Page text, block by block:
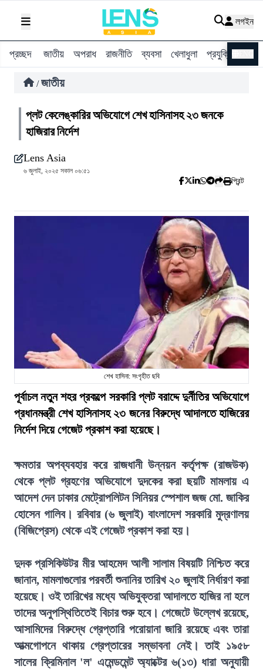
লগইন
প্রচ্ছদ জাতীয় অপরাধ রাজনীতি ব্যবসা খেলাধুলা প্রযুক্তি
/ জাতীয়
প্লট কেলেঙ্কারির অভিযোগে শেখ হাসিনাসহ ২৩ জনকে
হাজিরার নির্দেশ
Lens Asia
৬ জুলাই, ২০২৫ সকাল ০৬:৫১
প্রিন্ট
শেখ হাসিনা: সংগৃহীত ছবি
পূর্বাচল নতুন শহর প্রকল্পে সরকারি প্লট বরাদ্দে দুর্নীতির অভিযোগে
প্রধানমন্ত্রী শেখ হাসিনাসহ ২৩ জনের বিরুদ্ধে আদালতে হাজিরের
নির্দেশ দিয়ে গেজেট প্রকাশ করা হয়েছে।
ক্ষমতার অপব্যবহার করে রাজধানী উন্নয়ন কর্তৃপক্ষ (রাজউক)
থেকে প্লট গ্রহণের অভিযোগে দুদকের করা ছয়টি মামলায় এ
আদেশ দেন ঢাকার মেট্রোপলিটন সিনিয়র স্পেশাল জজ মো. জাকির
হোসেন গালিব। রবিবার (৬ জুলাই) বাংলাদেশ সরকারি মুদ্রণালয়
(বিজিপ্রেস) থেকে এই গেজেট প্রকাশ করা হয়।
দুদক প্রসিকিউটর মীর আহমেদ আলী সালাম বিষয়টি নিশ্চিত করে
জানান, মামলাগুলোর পরবর্তী শুনানির তারিখ ২০ জুলাই নির্ধারণ করা
হয়েছে। ওই তারিখের মধ্যে অভিযুক্তরা আদালতে হাজির না হলে
তাদের অনুপস্থিতিতেই বিচার শুরু হবে। গেজেটে উল্লেখ রয়েছে,
আসামিদের বিরুদ্ধে গ্রেপ্তারি পরোয়ানা জারি রয়েছে এবং তারা
আত্মগোপনে থাকায় গ্রেপ্তারের সম্ভাবনা নেই। তাই ১৯৫৮
সালের ক্রিমিনাল 'ল' এমেন্ডমেন্ট অ্যাক্টের ৬(১৩) ধারা অনুযায়ী